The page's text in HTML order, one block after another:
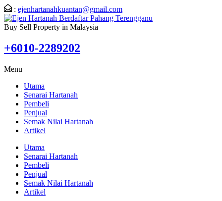
: ejenhartanahkuantan@gmail.com
Buy Sell Property in Malaysia
+6010-2289202
Menu
Utama
Senarai Hartanah
Pembeli
Penjual
Semak Nilai Hartanah
Artikel
Utama
Senarai Hartanah
Pembeli
Penjual
Semak Nilai Hartanah
Artikel